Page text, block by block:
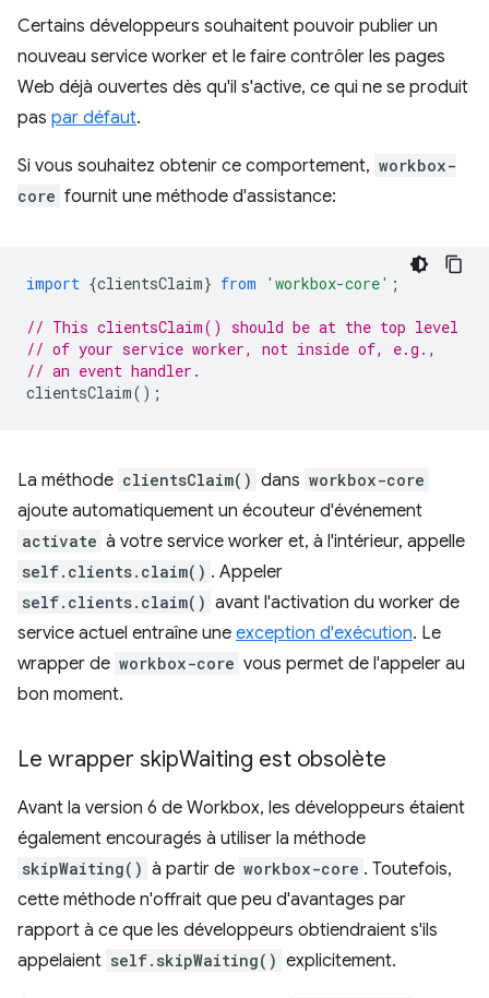
Certains développeurs souhaitent pouvoir publier un
nouveau service worker et le faire contrôler les pages
Web déjà ouvertes dès qu'il s'active, ce qui ne se produit
pas par défaut.
Si vous souhaitez obtenir ce comportement, workbox-
core fournit une méthode d'assistance:
import {clientsClaim} from 'workbox-core' ;
// This clientsClaim() should be at the top level
// of your service worker, not inside of, e.g.,
// an event handler.
clientsClaim();
La méthode clientsClaim() dans workbox-core
ajoute automatiquement un écouteur d'événement
activate à votre service worker et, à l'intérieur, appelle
self.clients.claim() . Appeler
self.clients.claim() avant l'activation du worker de
service actuel entraîne une exception d'exécution. Le
wrapper de workbox-core vous permet de l'appeler au
bon moment.
Le wrapper skipWaiting est obsolète
Avant la version 6 de Workbox, les développeurs étaient
également encouragés à utiliser la méthode
skipWaiting() à partir de workbox-core . Toutefois,
cette méthode n'offrait que peu d'avantages par
rapport à ce que les développeurs obtiendraient s'ils
appelaient self.skipWaiting() explicitement.